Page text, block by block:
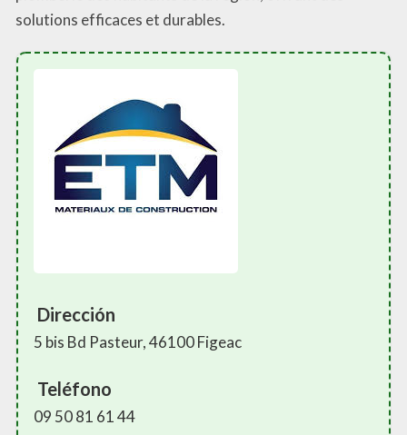
solutions efficaces et durables.
Dirección
5 bis Bd Pasteur, 46100 Figeac
Teléfono
09 50 81 61 44